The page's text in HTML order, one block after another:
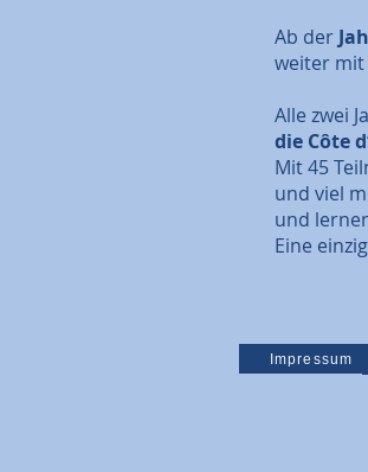
Ab der
weiter mit
Alle zwei
die Côte
Mit 45
und viel
und
Eine
Impressum